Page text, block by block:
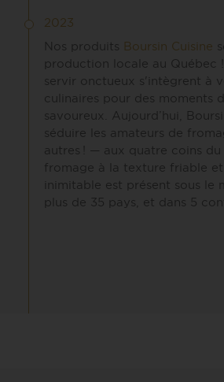
2023
Nos produits
Boursin Cuisine
production locale au Québec
servir onctueux s'intègrent à
culinaires pour des moments
savoureux. Aujourd’hui,
séduire les amateurs de
autres ! — aux quatre coins
fromage à la texture friable
inimitable est présent sous le
plus de 35 pays, et dans 5